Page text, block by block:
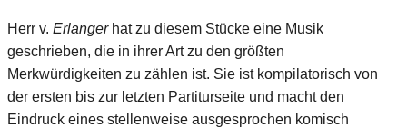
Herr v. Erlangerhat zu diesem Stücke eine Musik
geschrieben, die in ihrer Art zu den größten
Merkwürdigkeiten zu zählen ist. Sie ist kompilatorisch von
der ersten bis zur letzten Partiturseite und macht den
Eindruck eines stellenweise ausgesprochen komisch